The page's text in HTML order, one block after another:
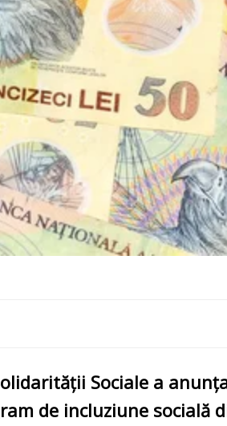
Sociale a
de incluziune socială